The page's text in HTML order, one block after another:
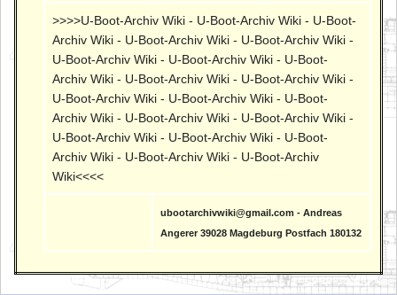
>>>>U-Boot-Archiv Wiki - U-Boot-Archiv Wiki - U-Boot-
Archiv Wiki - U-Boot-Archiv Wiki - U-Boot-Archiv Wiki -
U-Boot-Archiv Wiki - U-Boot-Archiv Wiki - U-Boot-
Archiv Wiki - U-Boot-Archiv Wiki - U-Boot-Archiv Wiki -
U-Boot-Archiv Wiki - U-Boot-Archiv Wiki - U-Boot-
Archiv Wiki - U-Boot-Archiv Wiki - U-Boot-Archiv Wiki -
U-Boot-Archiv Wiki - U-Boot-Archiv Wiki - U-Boot-
Archiv Wiki - U-Boot-Archiv Wiki - U-Boot-Archiv
Wiki<<<<
ubootarchivwiki@gmail.com - Andreas
Angerer 39028 Magdeburg Postfach 180132